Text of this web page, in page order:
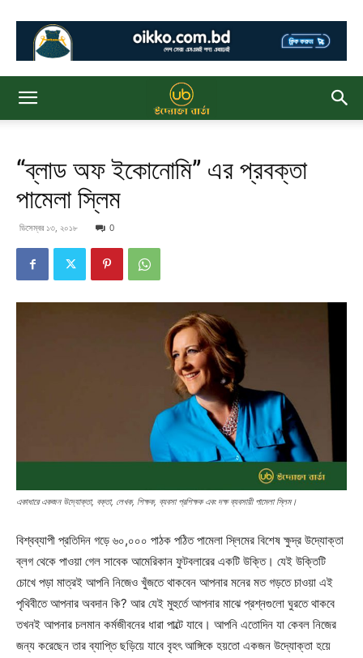
“ব্লাড অফ ইকোনোমি” এর প্রবক্তা
পামেলা স্লিম
ডিসেম্বর ১৩, ২০১৮ 0
একাধারে একজন উদ্যোক্তা, বক্তা, লেখক, শিক্ষক, ব্যবসা প্রশিক্ষক এবং দক্ষ ব্যবসায়ী পামেলা স্লিম।
বিশ্বব্যাপী প্রতিদিন গড়ে ৬০,০০০ পাঠক পঠিত পামেলা স্লিমের বিশেষ ক্ষুদ্র উদ্যোক্তা
ব্লগ থেকে পাওয়া গেল সাবেক আমেরিকান ফুটবলারের একটি উক্তি। যেই উক্তিটি
চোখে পড়া মাত্রই আপনি নিজেও খুঁজতে থাকবেন আপনার মনের মত গড়তে চাওয়া এই
পৃথিবীতে আপনার অবদান কি? আর যেই মুহুর্তে আপনার মাঝে প্রশ্নগুলো ঘুরতে থাকবে
তখনই আপনার চলমান কর্মজীবনের ধারা পাল্টে যাবে। আপনি এতোদিন যা কেবল নিজের
জন্য করেছেন তার ব্যাপ্তি ছড়িয়ে যাবে বৃহৎ আঙ্গিকে হয়তো একজন উদ্যোক্তা হয়ে